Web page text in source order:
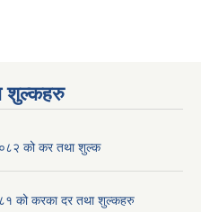
शुल्कहरु
को कर तथा शुल्क
को करका दर तथा शुल्कहरु